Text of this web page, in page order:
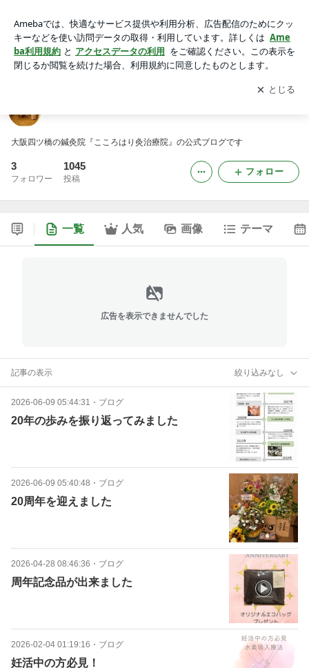
アプリをダウンロードして ブログの更新通知
を受け取りまし
ょう。
開く
大阪四ツ橋の鍼灸院『こころはり灸治療院』の公式ブログです
3
フォロワー
1045
投稿
フォロー
一覧 人気 画像 テーマ
広告を表示できませんでした
記事の表示 絞り込みなし
2026-06-09 05:44:31 ・ ブログ
20年の歩みを振り返ってみました
2026-06-09 05:40:48 ・ ブログ
20周年を迎えました
2026-04-28 08:46:36 ・ ブログ
周年記念品が出来ました
2026-02-04 01:19:16 ・ ブログ
妊活中の方必見！